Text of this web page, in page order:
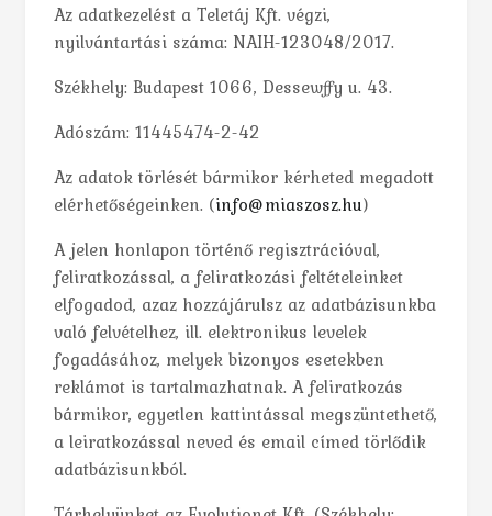
Az adatkezelést a Teletáj Kft. végzi,
nyilvántartási száma: NAIH-123048/2017.
Székhely: Budapest 1066, Dessewffy u. 43.
Adószám: 11445474-2-42
Az adatok törlését bármikor kérheted megadott
elérhetőségeinken. (info@miaszosz.hu)
A jelen honlapon történő regisztrációval,
feliratkozással, a feliratkozási feltételeinket
elfogadod, azaz hozzájárulsz az adatbázisunkba
való felvételhez, ill. elektronikus levelek
fogadásához, melyek bizonyos esetekben
reklámot is tartalmazhatnak. A feliratkozás
bármikor, egyetlen kattintással megszüntethető,
a leiratkozással neved és email címed törlődik
adatbázisunkból.